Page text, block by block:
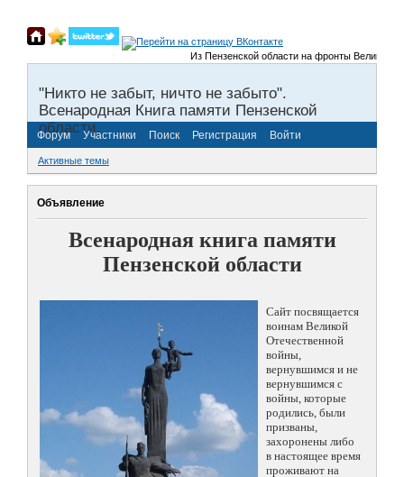
Из Пензенской области на фронты Великой
"Никто не забыт, ничто не забыто".
Всенародная Книга памяти Пензенской
области.
Форум Участники Поиск Регистрация Войти
Активные темы
Объявление
Всенародная книга памяти
Пензенской области
Сайт посвящается
воинам Великой
Отечественной
войны,
вернувшимся и не
вернувшимся с
войны, которые
родились, были
призваны,
захоронены либо
в настоящее время
проживают на